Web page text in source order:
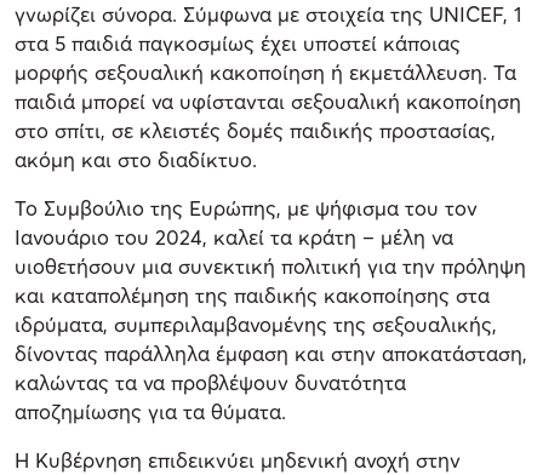
γνωρίζει σύνορα. Σύμφωνα με στοιχεία της UNICEF, 1
στα 5 παιδιά παγκοσμίως έχει υποστεί κάποιας
μορφής σεξουαλική κακοποίηση ή εκμετάλλευση. Τα
παιδιά μπορεί να υφίστανται σεξουαλική κακοποίηση
στο σπίτι, σε κλειστές δομές παιδικής προστασίας,
ακόμη και στο διαδίκτυο.
Το Συμβούλιο της Ευρώπης, με ψήφισμα του τον
Ιανουάριο του 2024, καλεί τα κράτη – μέλη να
υιοθετήσουν μια συνεκτική πολιτική για την πρόληψη
και καταπολέμηση της παιδικής κακοποίησης στα
ιδρύματα, συμπεριλαμβανομένης της σεξουαλικής,
δίνοντας παράλληλα έμφαση και στην αποκατάσταση,
καλώντας τα να προβλέψουν δυνατότητα
αποζημίωσης για τα θύματα.
Η Κυβέρνηση επιδεικνύει μηδενική ανοχή στην